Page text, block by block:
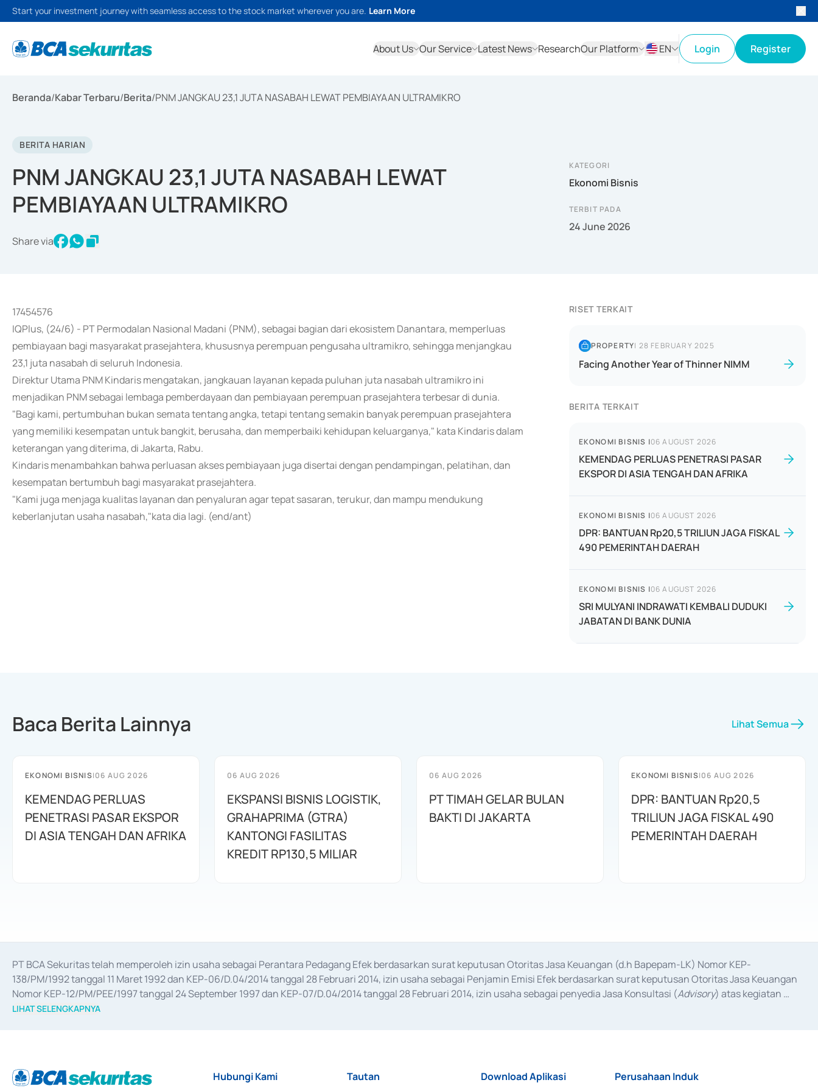
Start your investment journey with seamless access to the stock market wherever you are. Learn More
About Us Our Service Latest News ResearchOur Platform
EN
Login Register
Beranda/Kabar Terbaru/Berita/PNM JANGKAU 23,1 JUTA NASABAH LEWAT PEMBIAYAAN ULTRAMIKRO
BERITA HARIAN
PNM JANGKAU 23,1 JUTA NASABAH LEWAT
PEMBIAYAAN ULTRAMIKRO
Share via
KATEGORI
Ekonomi Bisnis
TERBIT PADA
24 June 2026
17454576
IQPlus, (24/6) - PT Permodalan Nasional Madani (PNM), sebagai bagian dari ekosistem Danantara, memperluas
pembiayaan bagi masyarakat prasejahtera, khususnya perempuan pengusaha ultramikro, sehingga menjangkau
23,1 juta nasabah di seluruh Indonesia.
Direktur Utama PNM Kindaris mengatakan, jangkauan layanan kepada puluhan juta nasabah ultramikro ini
menjadikan PNM sebagai lembaga pemberdayaan dan pembiayaan perempuan prasejahtera terbesar di dunia.
"Bagi kami, pertumbuhan bukan semata tentang angka, tetapi tentang semakin banyak perempuan prasejahtera
yang memiliki kesempatan untuk bangkit, berusaha, dan memperbaiki kehidupan keluarganya," kata Kindaris dalam
keterangan yang diterima, di Jakarta, Rabu.
Kindaris menambahkan bahwa perluasan akses pembiayaan juga disertai dengan pendampingan, pelatihan, dan
kesempatan bertumbuh bagi masyarakat prasejahtera.
"Kami juga menjaga kualitas layanan dan penyaluran agar tepat sasaran, terukur, dan mampu mendukung
keberlanjutan usaha nasabah,"kata dia lagi. (end/ant)
RISET TERKAIT
PROPERTY| 28 FEBRUARY 2025
Facing Another Year of Thinner NIMM
BERITA TERKAIT
EKONOMI BISNIS |06 AUGUST 2026
KEMENDAG PERLUAS PENETRASI PASAR
EKSPOR DI ASIA TENGAH DAN AFRIKA
EKONOMI BISNIS |06 AUGUST 2026
DPR: BANTUAN Rp20,5 TRILIUN JAGA FISKAL
490 PEMERINTAH DAERAH
EKONOMI BISNIS |06 AUGUST 2026
SRI MULYANI INDRAWATI KEMBALI DUDUKI
JABATAN DI BANK DUNIA
Baca Berita Lainnya Lihat Semua
EKONOMI BISNIS|06 AUG 2026
KEMENDAG PERLUAS
PENETRASI PASAR EKSPOR
DI ASIA TENGAH DAN AFRIKA
06 AUG 2026
EKSPANSI BISNIS LOGISTIK,
GRAHAPRIMA (GTRA)
KANTONGI FASILITAS
KREDIT RP130,5 MILIAR
06 AUG 2026
PT TIMAH GELAR BULAN
BAKTI DI JAKARTA
EKONOMI BISNIS|06 AUG 2026
DPR: BANTUAN Rp20,5
TRILIUN JAGA FISKAL 490
PEMERINTAH DAERAH
PT BCA Sekuritas telah memperoleh izin usaha sebagai Perantara Pedagang Efek berdasarkan surat keputusan Otoritas Jasa Keuangan (d.h Bapepam-LK) Nomor KEP-
138/PM/1992 tanggal 11 Maret 1992 dan KEP-06/D.04/2014 tanggal 28 Februari 2014, izin usaha sebagai Penjamin Emisi Efek berdasarkan surat keputusan Otoritas Jasa Keuangan
Nomor KEP-12/PM/PEE/1997 tanggal 24 September 1997 dan KEP-07/D.04/2014 tanggal 28 Februari 2014, izin usaha sebagai penyedia Jasa Konsultasi (Advisory) atas kegiatan
merger, akuisisi, divestasi, dan
LIHAT SELENGKAPNYA
Hubungi Kami Tautan Download Aplikasi Perusahaan Induk